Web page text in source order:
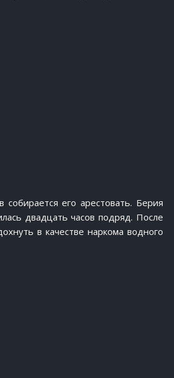
его арестовать. Берия
двадцать часов подряд. После
в качестве наркома водного